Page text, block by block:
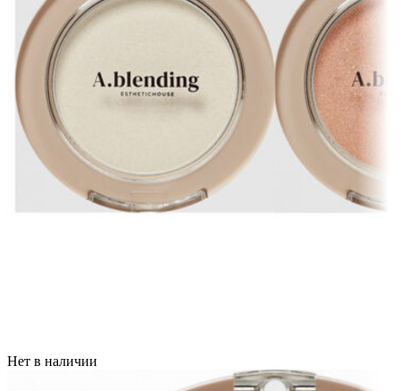
Нет в наличии